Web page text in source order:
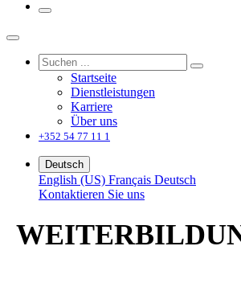
Startseite
Dienstleistungen
Karriere
Über uns
+352 54 77 11 1
Deutsch
English (US) Français Deutsch
Kontaktieren Sie uns